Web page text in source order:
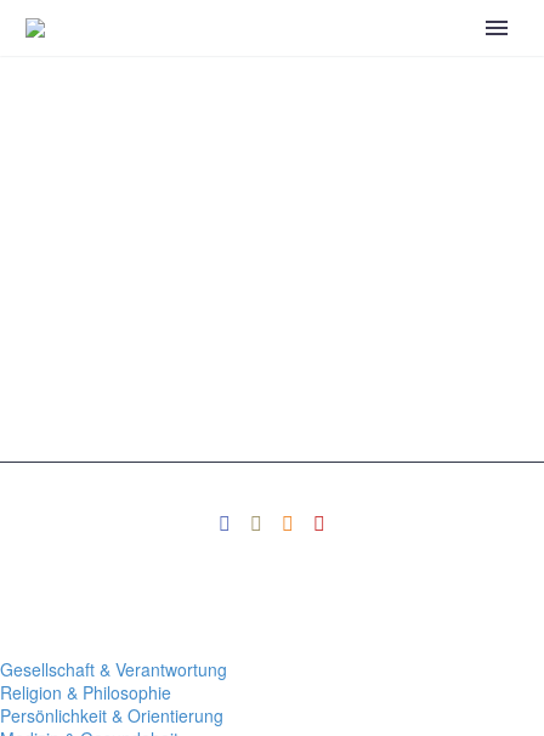
Gesellschaft & Verantwortung
Religion & Philosophie
Persönlichkeit & Orientierung